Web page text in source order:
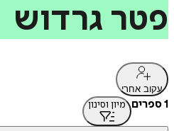
פטר גרדוש
עקוב אחרי
1 ספרים מיון וסינון